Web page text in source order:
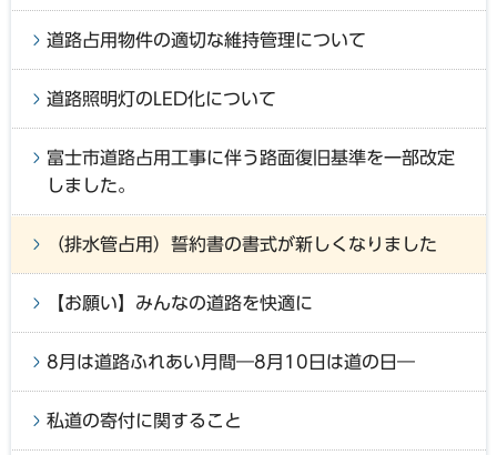
道路占用物件の適切な維持管理について
道路照明灯のLED化について
富士市道路占用工事に伴う路面復旧基準を一部改定
しました。
（排水管占用）誓約書の書式が新しくなりました
【お願い】みんなの道路を快適に
8月は道路ふれあい月間―8月10日は道の日―
私道の寄付に関すること